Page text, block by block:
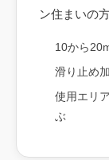
ン住まいの
10から
滑り止め
使用エリ
ぶ